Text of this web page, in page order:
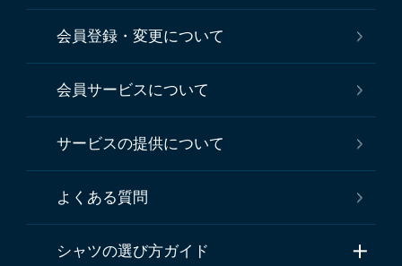
会員登録・変更について
会員サービスについて
サービスの提供について
よくある質問
シャツの選び方ガイド